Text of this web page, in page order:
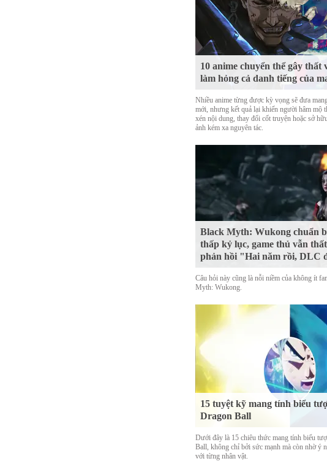
10 anime chuyển thể gây thất
làm hỏng cả danh tiếng của
Nhiều anime từng được kỳ vọng sẽ đưa
mới, nhưng kết quả lại khiến người hâm mộ
xén nội dung, thay đổi cốt truyện hoặc sở
ảnh kém xa nguyên tác.
Black Myth: Wukong chuẩn
thấp kỷ lục, game thủ vẫn
phản hồi "Hai năm rồi, DLC
Câu hỏi này cũng là nỗi niềm của không ít
Myth: Wukong.
15 tuyệt kỹ mang tính biểu
Dragon Ball
Dưới đây là 15 chiêu thức mang tính biểu
Ball, không chỉ bởi sức mạnh mà còn nhờ ý
với từng nhân vật.